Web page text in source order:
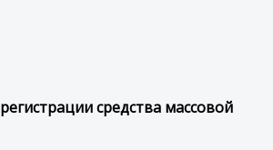
средства массовой